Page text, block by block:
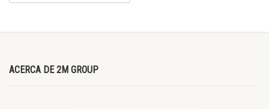
ACERCA DE 2M GROUP